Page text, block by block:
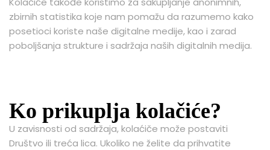
zbirnih statistika koje nam pomažu da razumemo kako
posetioci koriste naše digitalne medije, kao i zarad
poboljšanja strukture i sadržaja naših digitalnih medija.
Ko prikuplja kolačiće?
U zavisnosti od sadržaja, kolaćiče može postaviti
Društvo ili treća lica. Ukoliko ne želite da prihvatite